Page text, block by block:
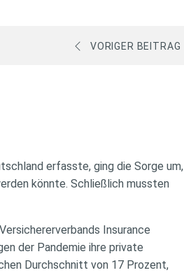
VORIGER BEITRAG
erfasste, ging die Sorge um,
könnte. Schließlich mussten
Insurance
der Pandemie ihre private
Durchschnitt von 17 Prozent,